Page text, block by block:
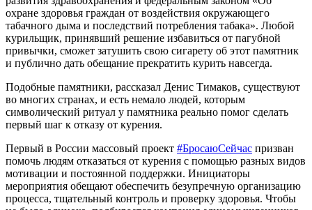
охране здоровья граждан от воздействия окружающего
табачного дыма и последствий потребления табака». Любой
курильщик, принявший решение избавиться от пагубной
привычки, сможет затушить свою сигарету об этот памятник
и публично дать обещание прекратить курить навсегда.
Подобные памятники, рассказал Денис Тимаков, существуют
во многих странах, и есть немало людей, которым
символический ритуал у памятника реально помог сделать
первый шаг к отказу от курения.
Первый в России массовый проект #БросаюСейчас призван
помочь людям отказаться от курения с помощью разных видов
мотивации и постоянной поддержки. Инициаторы
мероприятия обещают обеспечить безупречную организацию
процесса, тщательный контроль и проверку здоровья. Чтобы